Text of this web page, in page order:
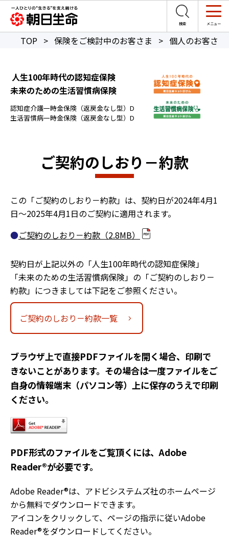
TOP > 保険をご検討中のお客さま > 個人のお客さま
人生100年時代の認知症保険
未来のための生活習慣病保険
認知症介護一時金保険（返戻金なし型）D
生活習慣病一時金保険（返戻金なし型）D
ご契約のしおり－約款
この「ご契約のしおり－約款」は、契約日が2024年4月1
日～2025年4月1日のご契約に適用されます。
ご契約のしおり－約款 （2.8MB）
契約日が上記以外の「人生100年時代の認知症保険」
「未来のための生活習慣病保険」の「ご契約のしおり－
約款」につきましては下記をご参照ください。
ご契約のしおり－約款一覧 chevron_right
ブラウザ上で直接PDFファイルを開く場合、印刷で
きないことがあります。その場合は一度ファイルをご
自身の情報端末（パソコン等）上に保存のうえで印刷
ください。
PDF形式のファイルをご覧頂くには、Adobe
Reader®が必要です。
Adobe Reader®は、アドビシステムズ社のホームページ
から無料でダウンロードできます。
アイコンをクリックして、ページの指示に従いAdobe
Reader®をダウンロードしてください。